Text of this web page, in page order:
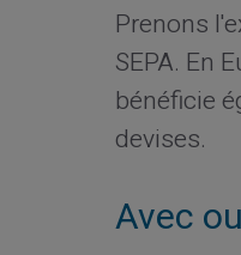
Prenons
SEPA. En
bénéficie
devises.
Avec